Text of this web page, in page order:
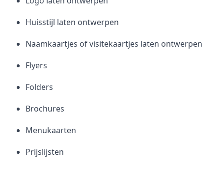
Huisstijl laten ontwerpen
Naamkaartjes of visitekaartjes laten ontwerpen
Flyers
Folders
Brochures
Menukaarten
Prijslijsten